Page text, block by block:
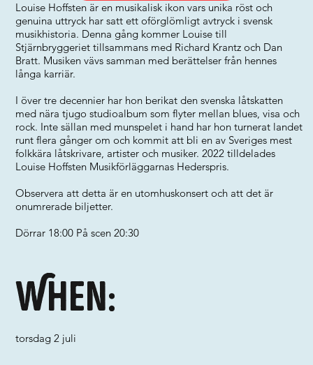
Louise Hoffsten är en musikalisk ikon vars unika röst och
genuina uttryck har satt ett oförglömligt avtryck i svensk
musikhistoria. Denna gång kommer Louise till
Stjärnbryggeriet tillsammans med Richard Krantz och Dan
Bratt. Musiken vävs samman med berättelser från hennes
långa karriär.
I över tre decennier har hon berikat den svenska låtskatten
med nära tjugo studioalbum som flyter mellan blues, visa och
rock. Inte sällan med munspelet i hand har hon turnerat landet
runt flera gånger om och kommit att bli en av Sveriges mest
folkkära låtskrivare, artister och musiker. 2022 tilldelades
Louise Hoffsten Musikförläggarnas Hederspris.
Observera att detta är en utomhuskonsert och att det är
onumrerade biljetter.
Dörrar 18:00 På scen 20:30
When:
torsdag 2 juli